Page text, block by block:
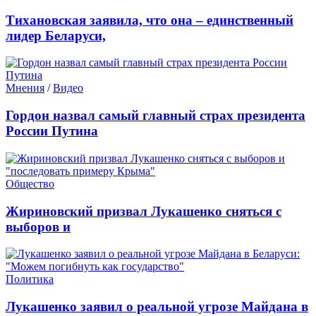
Тихановская заявила, что она – единственный
лидер Беларуси,
Мнения /Видео
Гордон назвал самый главный страх президента
России Путина
Общество
Жириновский призвал Лукашенко сняться с
выборов и
Политика
Лукашенко заявил о реальной угрозе Майдана в